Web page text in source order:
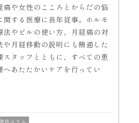
痛や女性のこころとからだの悩
関する医療に長年従事。ホルモ
法やピルの使い方、月経痛の対
や月経移動の説明にも精通した
スタッフとともに、すべての患
へあたたかいケアを行ってい
院長コラム